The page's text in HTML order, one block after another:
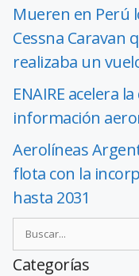
Mueren en Perú
Cessna Caravan
realizaba un
ENAIRE acelera
información
Aerolíneas
flota con la
hasta 2031
Categorías